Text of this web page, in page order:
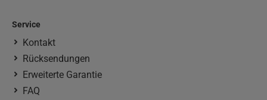
Service
Kontakt
Rücksendungen
Erweiterte Garantie
FAQ